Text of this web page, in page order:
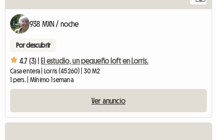
938 MXN / noche
Por descubrir
4.7 (3) | El estudio, un pequeño loft en Lorris.
Casa entera | Lorris (45260) | 30 M2
1 pers. | Mínimo 1 semana
Ver anuncio